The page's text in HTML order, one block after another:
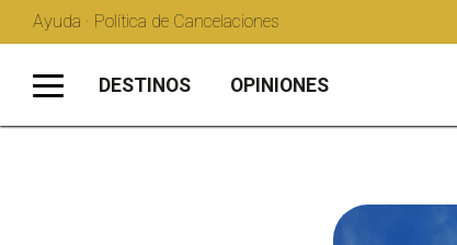
Ayuda · Política de Cancelaciones
DESTINOS OPINIONES